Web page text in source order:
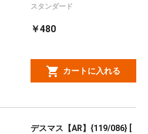
スタンダード
￥480
カートに入れる
デスマス【AR】{119/086} [